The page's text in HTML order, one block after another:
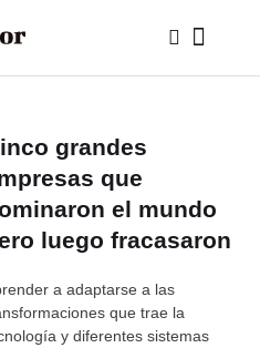
grandes
que
el mundo
luego fracasaron
a adaptarse a las
que trae la
y diferentes sistemas